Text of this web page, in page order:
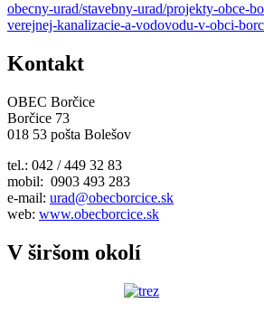
obecny-urad/stavebny-urad/projekty-obce-
verejnej-kanalizacie-a-vodovodu-v-obci-
Kontakt
OBEC Borčice
Borčice 73
018 53 pošta Bolešov
tel.: 042 / 449 32 83
mobil: 0903 493 283
e-mail: urad@obecborcice.sk
web: www.obecborcice.sk
V širšom okolí